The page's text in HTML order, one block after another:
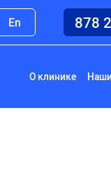
En 878
О клинике